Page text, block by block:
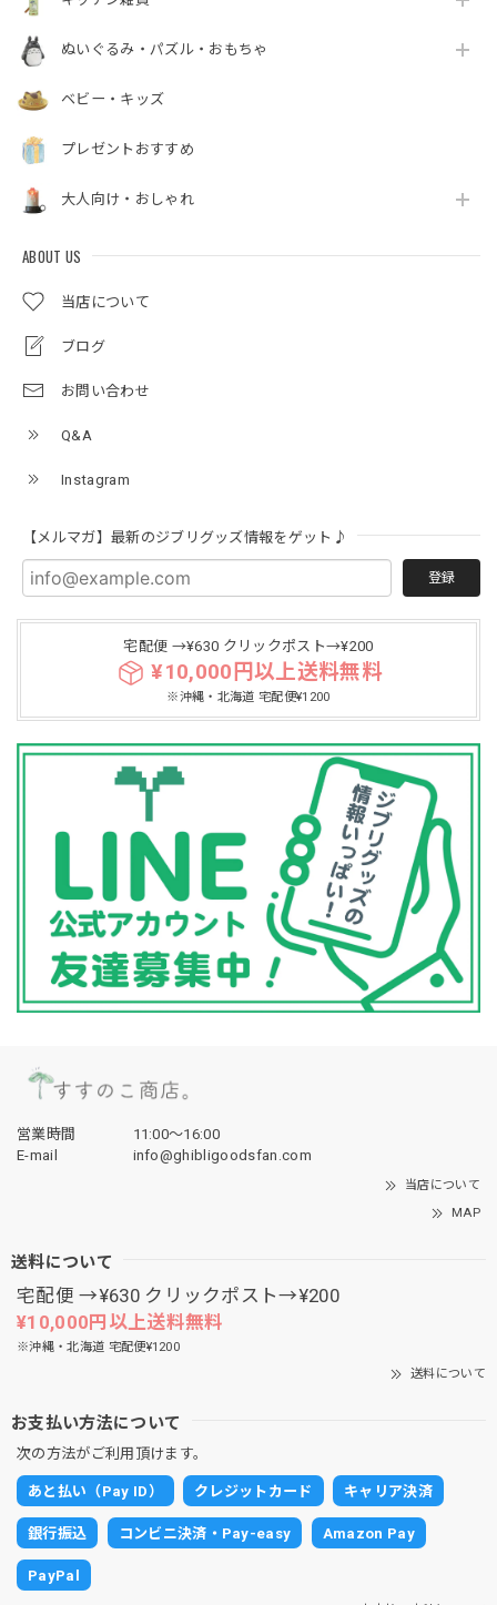
ぬいぐるみ・パズル・おもちゃ
ベビー・キッズ
プレゼントおすすめ
大人向け・おしゃれ
ABOUT US
当店について
ブログ
お問い合わせ
Q&A
Instagram
【メルマガ】最新のジブリグッズ情報をゲット♪
登録
宅配便 →¥630 クリックポスト→¥200
¥10,000円以上送料無料
※沖縄・北海道 宅配便¥1200
営業時間
11:00〜16:00
E-mail
info@ghibligoodsfan.com
当店について
MAP
送料について
宅配便 →¥630 クリックポスト→¥200
¥10,000円以上送料無料
※沖縄・北海道 宅配便¥1200
送料について
お支払い方法について
次の方法がご利用頂けます。
あと払い（Pay ID） クレジットカード キャリア決済
銀行振込 コンビニ決済・Pay-easy Amazon Pay
PayPal